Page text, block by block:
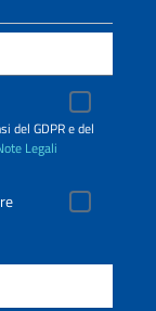
del GDPR e del
Legali